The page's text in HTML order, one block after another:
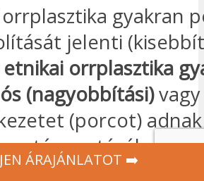
gyakran
jelenti
etnikai orrplasztika
(nagyobbítási)
(porcot)
és
ÁRAJÁNLATOT ➡️